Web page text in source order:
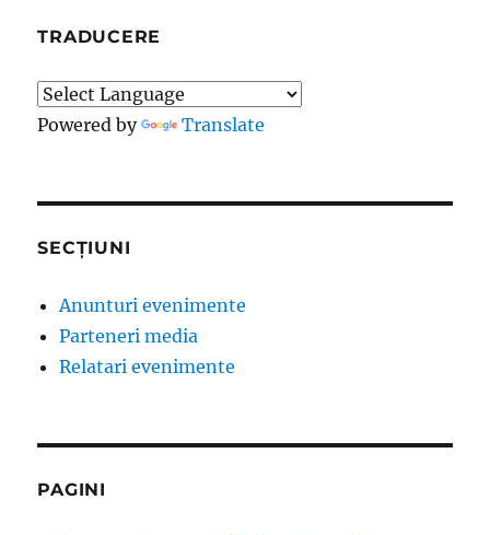
TRADUCERE
Powered by Translate
SECȚIUNI
Anunturi evenimente
Parteneri media
Relatari evenimente
PAGINI